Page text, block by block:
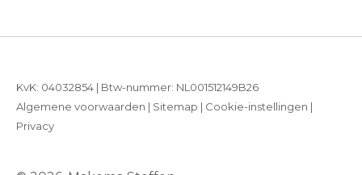
KvK: 04032854 | Btw-nummer: NL001512149B26
Algemene voorwaarden | Sitemap | Cookie-instellingen |
Privacy